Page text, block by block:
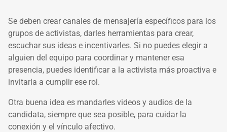
Se deben crear canales de mensajería específicos para los
grupos de activistas, darles herramientas para crear,
escuchar sus ideas e incentivarles. Si no puedes elegir a
alguien del equipo para coordinar y mantener esa
presencia, puedes identificar a la activista más proactiva e
invitarla a cumplir ese rol.
Otra buena idea es mandarles videos y audios de la
candidata, siempre que sea posible, para cuidar la
conexión y el vínculo afectivo.